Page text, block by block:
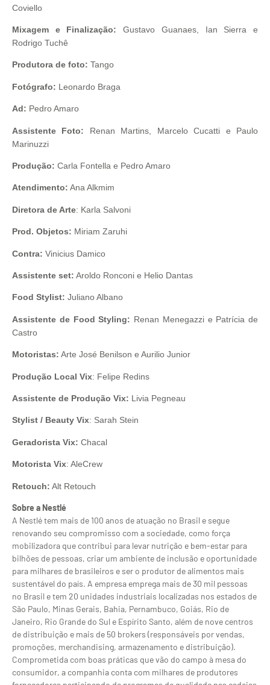
Coviello
Mixagem e Finalização: Gustavo Guanaes, Ian Sierra e
Rodrigo Tuchê
Produtora de foto: Tango
Fotógrafo: Leonardo Braga
Ad: Pedro Amaro
Assistente Foto: Renan Martins, Marcelo Cucatti e Paulo
Marinuzzi
Produção: Carla Fontella e Pedro Amaro
Atendimento: Ana Alkmim
Diretora de Arte: Karla Salvoni
Prod. Objetos: Miriam Zaruhi
Contra: Vinicius Damico
Assistente set: Aroldo Ronconi e Helio Dantas
Food Stylist: Juliano Albano
Assistente de Food Styling: Renan Menegazzi e Patrícia de
Castro
Motoristas: Arte José Benilson e Aurilio Junior
Produção Local Vix: Felipe Redins
Assistente de Produção Vix: Livia Pegneau
Stylist / Beauty Vix: Sarah Stein
Geradorista Vix: Chacal
Motorista Vix: AleCrew
Retouch: Alt Retouch
Sobre a Nestlé
A Nestlé tem mais de 100 anos de atuação no Brasil e segue
renovando seu compromisso com a sociedade, como força
mobilizadora que contribui para levar nutrição e bem-estar para
bilhões de pessoas, criar um ambiente de inclusão e oportunidade
para milhares de brasileiros e ser o produtor de alimentos mais
sustentável do país. A empresa emprega mais de 30 mil pessoas
no Brasil e tem 20 unidades industriais localizadas nos estados de
São Paulo, Minas Gerais, Bahia, Pernambuco, Goiás, Rio de
Janeiro, Rio Grande do Sul e Espírito Santo, além de nove centros
de distribuição e mais de 50 brokers (responsáveis por vendas,
promoções, merchandising, armazenamento e distribuição).
Comprometida com boas práticas que vão do campo à mesa do
consumidor, a companhia conta com milhares de produtores